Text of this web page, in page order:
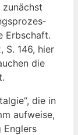
Erb­schaft.
S. 146, hier
die
die in
auf­wei­se,
Eng­lers